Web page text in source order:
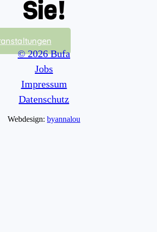
Sie!
© 2026 Bufa
Jobs
Impressum
Datenschutz
Webdesign: byannalou